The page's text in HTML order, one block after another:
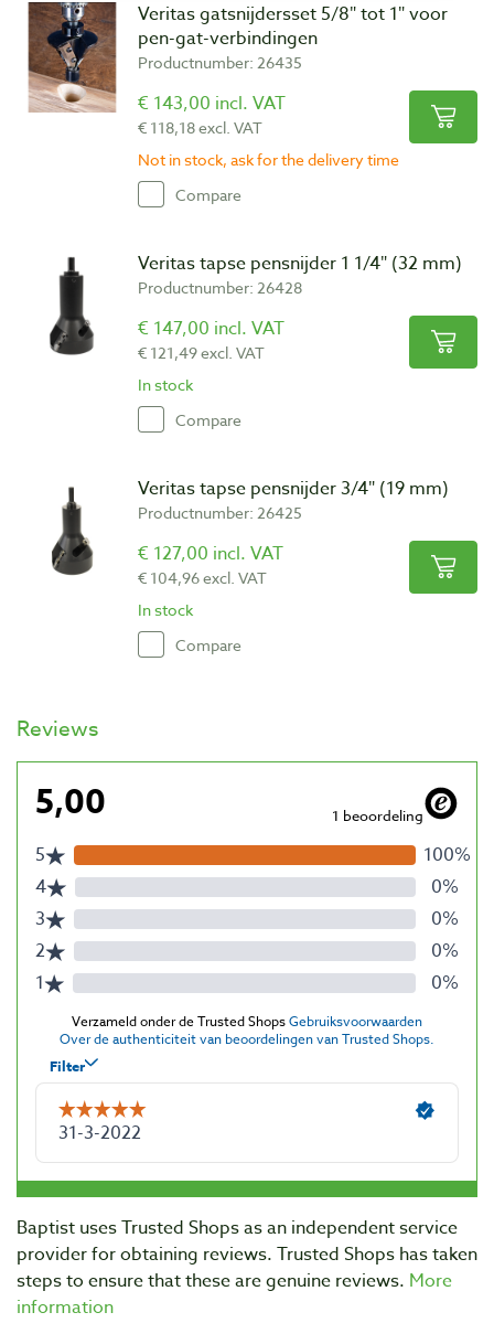
Veritas gatsnijdersset 5/8″ tot 1″ voor
pen-gat-verbindingen
Productnumber: 26435
€ 143,00 incl. VAT
€ 118,18 excl. VAT
Not in stock, ask for the delivery time
Compare
Veritas tapse pensnijder 1 1/4″ (32 mm)
Productnumber: 26428
€ 147,00 incl. VAT
€ 121,49 excl. VAT
In stock
Compare
Veritas tapse pensnijder 3/4″ (19 mm)
Productnumber: 26425
€ 127,00 incl. VAT
€ 104,96 excl. VAT
In stock
Compare
Reviews
Baptist uses Trusted Shops as an independent service
provider for obtaining reviews. Trusted Shops has taken
steps to ensure that these are genuine reviews. More
information